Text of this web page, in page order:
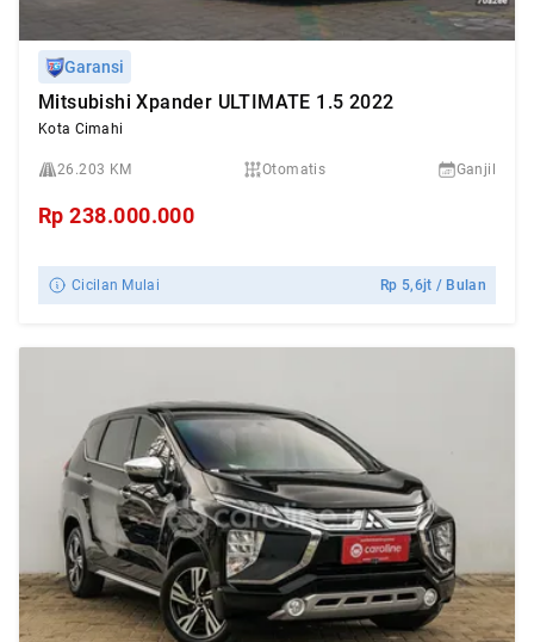
Garansi
Mitsubishi Xpander ULTIMATE 1.5 2022
Kota Cimahi
26.203 KM Otomatis Ganjil
Rp238.000.000
Cicilan Mulai Rp 5,6jt / Bulan